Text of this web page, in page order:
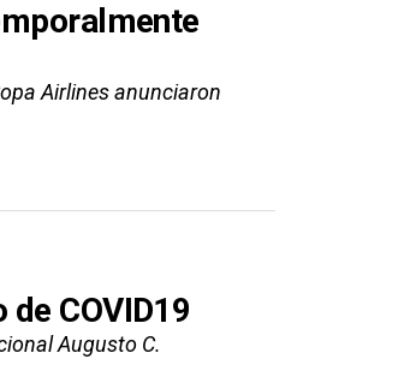
Airlines anunciaron
COVID19
Augusto C.